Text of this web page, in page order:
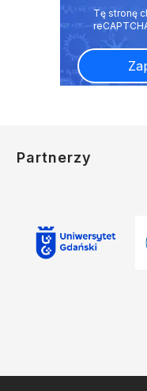
Partnerzy